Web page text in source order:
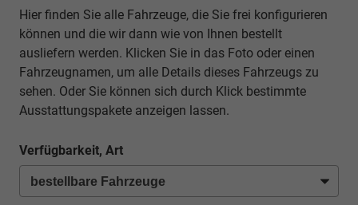
Hier finden Sie alle Fahrzeuge, die Sie frei konfigurieren
können und die wir dann wie von Ihnen bestellt
ausliefern werden. Klicken Sie in das Foto oder einen
Fahrzeugnamen, um alle Details dieses Fahrzeugs zu
sehen. Oder Sie können sich durch Klick bestimmte
Ausstattungspakete anzeigen lassen.
Verfügbarkeit, Art